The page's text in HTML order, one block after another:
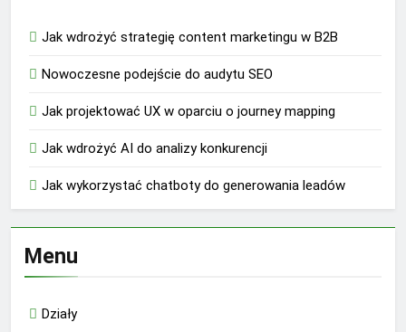
Jak wdrożyć strategię content marketingu w B2B
Nowoczesne podejście do audytu SEO
Jak projektować UX w oparciu o journey mapping
Jak wdrożyć AI do analizy konkurencji
Jak wykorzystać chatboty do generowania leadów
Menu
Działy